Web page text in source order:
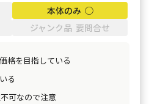
本体のみ ◯
ジャンク品 要問合せ
格を目指している
る
可なので注意